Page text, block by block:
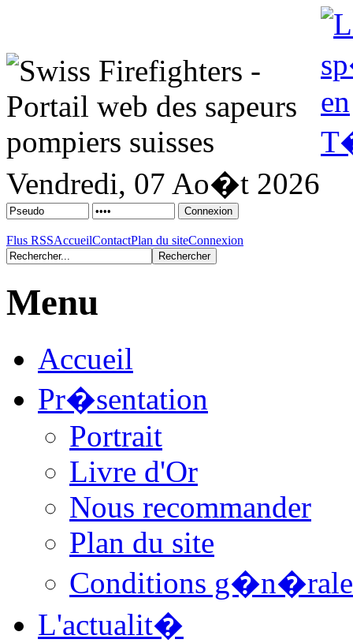
Vendredi, 07 Ao�t 2026
Flus RSSAccueilContactPlan du siteConnexion
Menu
Accueil
Pr�sentation
Portrait
Livre d'Or
Nous recommander
Plan du site
Conditions
L'actualit�